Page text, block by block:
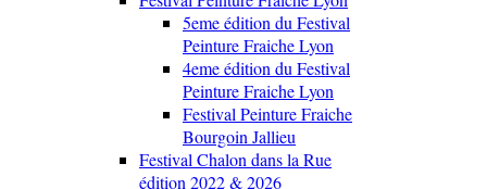
5eme édition du Festival
Peinture Fraiche Lyon
4eme édition du Festival
Peinture Fraiche Lyon
Festival Peinture Fraiche
Bourgoin Jallieu
Festival Chalon dans la Rue
édition 2022 & 2026